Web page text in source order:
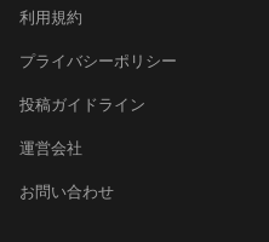
利用規約
プライバシーポリシー
投稿ガイドライン
運営会社
お問い合わせ